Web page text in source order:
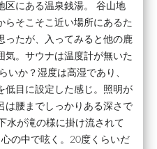
区にある温泉銭湯。 谷山地
らそこそこ近い場所にあるた
ったが、入ってみると他の鹿
気。サウナは温度計が無いた
いか？湿度は高湿であり、
低目に設定した感じ。照明が
は腰までしっかりある深さで
水が滝の様に掛け流されて
の中で呟く。20度くらいだ